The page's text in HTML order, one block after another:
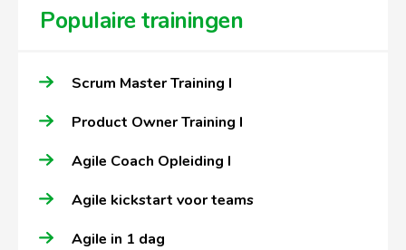
Populaire trainingen
Scrum Master Training I
Product Owner Training I
Agile Coach Opleiding I
Agile kickstart voor teams
Agile in 1 dag